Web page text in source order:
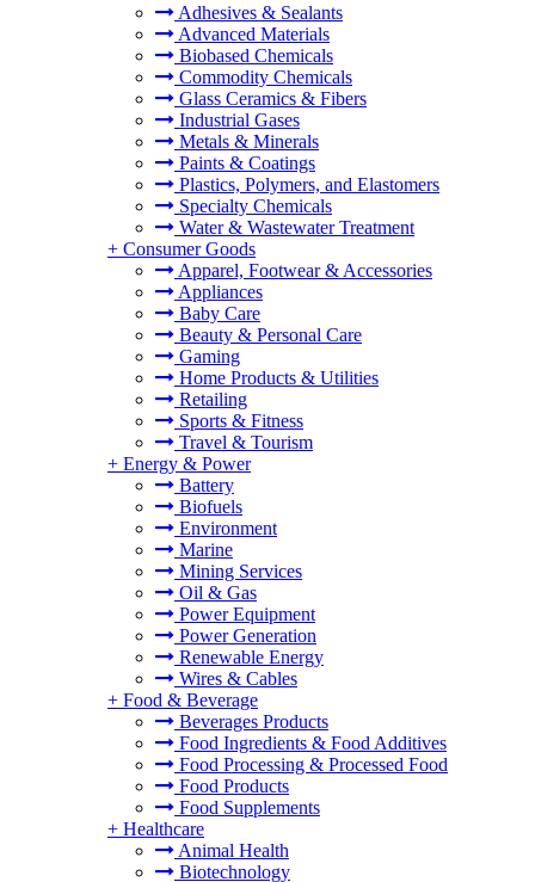
Adhesives & Sealants
Advanced Materials
Biobased Chemicals
Commodity Chemicals
Glass Ceramics & Fibers
Industrial Gases
Metals & Minerals
Paints & Coatings
Plastics, Polymers, and Elastomers
Specialty Chemicals
Water & Wastewater Treatment
+ Consumer Goods
Apparel, Footwear & Accessories
Appliances
Baby Care
Beauty & Personal Care
Gaming
Home Products & Utilities
Retailing
Sports & Fitness
Travel & Tourism
+ Energy & Power
Battery
Biofuels
Environment
Marine
Mining Services
Oil & Gas
Power Equipment
Power Generation
Renewable Energy
Wires & Cables
+ Food & Beverage
Beverages Products
Food Ingredients & Food Additives
Food Processing & Processed Food
Food Products
Food Supplements
+ Healthcare
Animal Health
Biotechnology